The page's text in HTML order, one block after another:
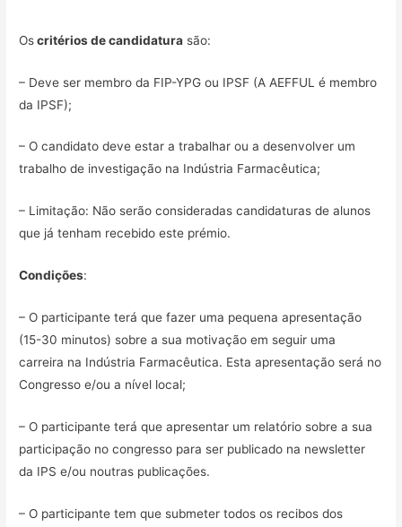
Oscritérios de candidatura são:
– Deve ser membro da FIP-YPG ou IPSF (A AEFFUL é membro
da IPSF);
– O candidato deve estar a trabalhar ou a desenvolver um
trabalho de investigação na Indústria Farmacêutica;
– Limitação: Não serão consideradas candidaturas de alunos
que já tenham recebido este prémio.
Condições:
– O participante terá que fazer uma pequena apresentação
(15-30 minutos) sobre a sua motivação em seguir uma
carreira na Indústria Farmacêutica. Esta apresentação será no
Congresso e/ou a nível local;
– O participante terá que apresentar um relatório sobre a sua
participação no congresso para ser publicado na newsletter
da IPS e/ou noutras publicações.
– O participante tem que submeter todos os recibos dos